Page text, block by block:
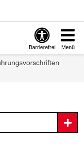
Barrierefrei Menü